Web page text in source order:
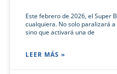
Este febrero de 2026, el Super
cualquiera. No solo paralizará
sino que activará una de
LEER MÁS »